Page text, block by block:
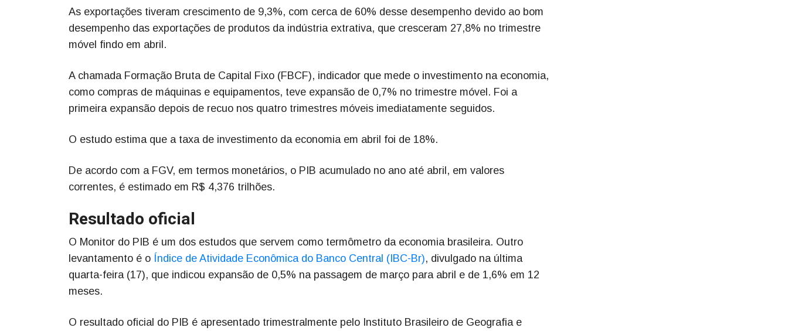
As exportações tiveram crescimento de 9,3%, com cerca de 60% desse desempenho devido ao bom
desempenho das exportações de produtos da indústria extrativa, que cresceram 27,8% no trimestre
móvel findo em abril.
A chamada Formação Bruta de Capital Fixo (FBCF), indicador que mede o investimento na economia,
como compras de máquinas e equipamentos, teve expansão de 0,7% no trimestre móvel. Foi a
primeira expansão depois de recuo nos quatro trimestres móveis imediatamente seguidos.
O estudo estima que a taxa de investimento da economia em abril foi de 18%.
De acordo com a FGV, em termos monetários, o PIB acumulado no ano até abril, em valores
correntes, é estimado em R$ 4,376 trilhões.
Resultado oficial
O Monitor do PIB é um dos estudos que servem como termômetro da economia brasileira. Outro
levantamento é o Índice de Atividade Econômica do Banco Central (IBC-Br), divulgado na última
quarta-feira (17), que indicou expansão de 0,5% na passagem de março para abril e de 1,6% em 12
meses.
O resultado oficial do PIB é apresentado trimestralmente pelo Instituto Brasileiro de Geografia e